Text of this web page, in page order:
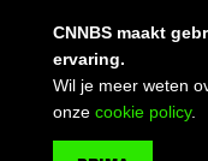
CNNBS maakt
ervaring.
Wil je meer weten
onze cookie policy.